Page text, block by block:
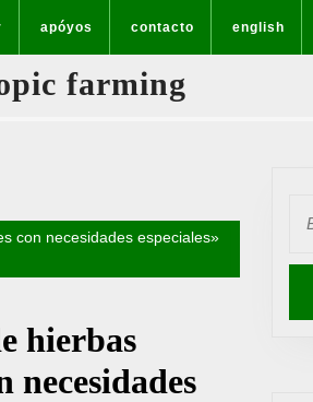
apóyos contacto english
farming
con necesidades especiales»
hierbas